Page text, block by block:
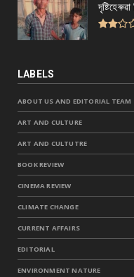
LABELS
ABOUT US AND EDITORIAL TEAM
ART AND CULTURE
ART AND CULTUTRE
BOOK REVIEW
CINEMA REVIEW
CLIMATE CHANGE
CURRENT AFFAIRS
EDITORIAL
ENVIRONMENT NATURE